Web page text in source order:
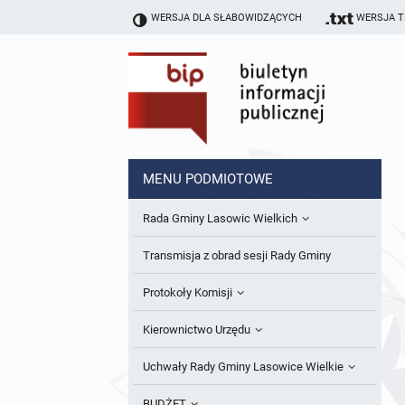
WERSJA DLA SŁABOWIDZĄCYCH WERSJA
MENU PODMIOTOWE
Rada Gminy Lasowic Wielkich
Sesje Rady Gminy
Skład Rady Gminy
Interpelacje i Zapytania Radnych
Komisje Rady Gminy i informacja o
Transmisja z obrad sesji Rady Gminy
Protokoły Komisji
Komisja Budżetu i Finansów
Komisja Oświatowa
Kierownictwo Urzędu
Wójt
Uchwały Rady Gminy Lasowice Wielkie